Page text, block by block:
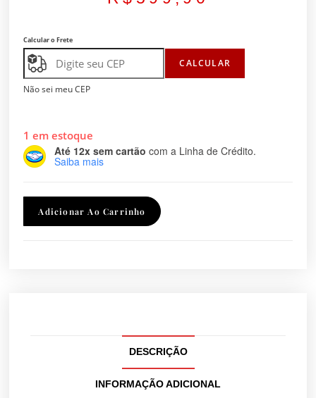
Calcular o Frete
CALCULAR
Não sei meu CEP
1 em estoque
Até 12x sem cartão com a Linha de Crédito.
Saiba mais
Adicionar Ao Carrinho
DESCRIÇÃO
INFORMAÇÃO ADICIONAL